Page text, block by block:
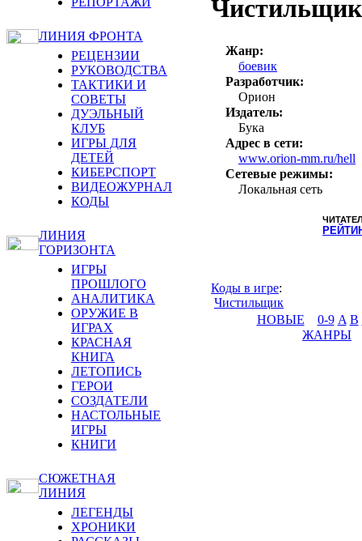
ЛИНИЯ ФРОНТА
РЕЦЕНЗИИ
РУКОВОДСТВА
ТАКТИКИ И
СОВЕТЫ
ДУЭЛЬНЫЙ
КЛУБ
ИГРЫ ДЛЯ
ДЕТЕЙ
КИБЕРСПОРТ
ВИДЕОЖУРНАЛ
КОДЫ
ЛИНИЯ
ГОРИЗОНТА
ИГРЫ
ПРОШЛОГО
АНАЛИТИКА
ОРУЖИЕ В
ИГРАХ
КРАСНАЯ
КНИГА
ЛЕТОПИСЬ
ГЕРОИ
СОЗДАТЕЛИ
НАСТОЛЬНЫЕ
ИГРЫ
КНИГИ
СЮЖЕТНАЯ
ЛИНИЯ
ЛЕГЕНДЫ
ХРОНИКИ
Чистильщик
Жанр:
боевик
Разработчик:
Орион
Издатель:
Бука
Адрес в сети:
www.orion-mm.ru/hell
Сетевые режимы:
Локальная сеть
Коды в игре:
Чистильщик
НОВЫЕ
0-9 A B
ЖАНРЫ